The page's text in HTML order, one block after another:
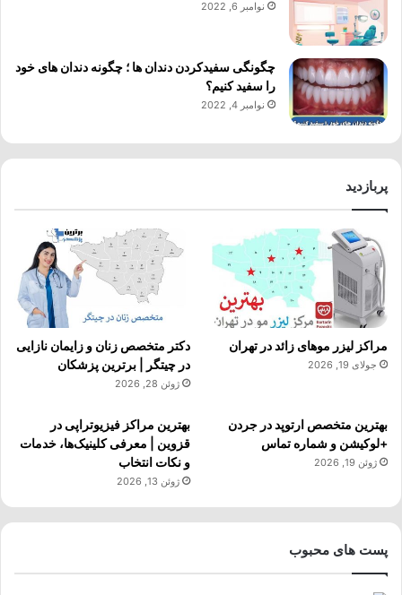
نوامبر 6, 2022
چگونگی سفیدکردن دندان ها ؛ چگونه دندان های خود
را سفید کنیم؟
نوامبر 4, 2022
پربازدید
مراکز لیزر موهای زائد در تهران
جولای 19, 2026
دکتر متخصص زنان و زایمان نازایی
در چیتگر | برترین پزشکان
ژوئن 28, 2026
بهترین متخصص ارتوپد در جردن
+لوکیشن و شماره تماس
ژوئن 19, 2026
بهترین مراکز فیزیوتراپی در
قزوین | معرفی کلینیک‌ها، خدمات
و نکات انتخاب
ژوئن 13, 2026
پست های محبوب